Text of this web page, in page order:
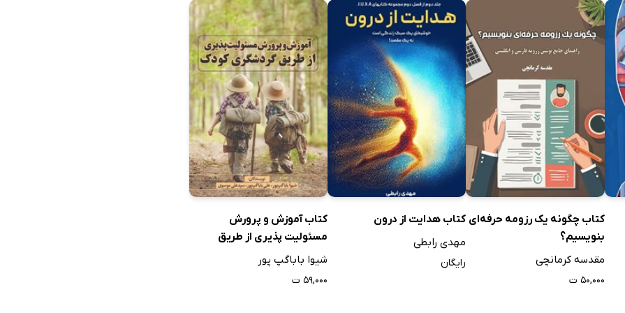
کتاب چگونه یک رزومه حرفه‌ای
بنویسیم؟
مقدسه کرمانچی
۵۰,۰۰۰ ت
کتاب هدایت از درون
مهدی رابطی
رایگان
کتاب آموزش و پرورش
مسئولیت پذیری از طریق
گردشگری کودک
شیوا باباگپ پور
۵۹,۰۰۰ ت